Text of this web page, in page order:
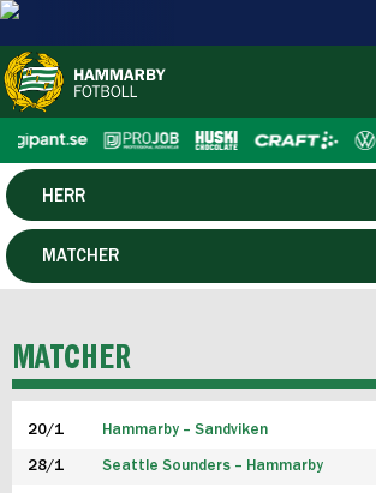
HERR
DAM
P19
MATCHER
MATCHER
20/1 Hammarby – Sandviken
28/1 Seattle Sounders – Hammarby